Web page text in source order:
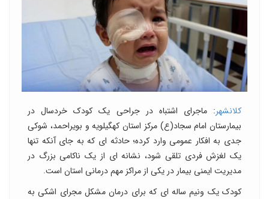
کلانشهر: ماجرای اشتباه در جراحی یک کودک خردسال در
بیمارستان امام سجاد(ع) مرکز استان کهگیلویه و بویراحمد، شوکی
جدی به افکار عمومی وارد کرده؛ حادثه ای که به جای آنکه تنها
یک لغزش فردی تلقی شود، نشانه ای از یک ناکامی بزرگ در
مدیریت ایمنی بیمار در یکی از مراکز مهم درمانی استان است.
کودک یک ونیم ساله ای که برای درمان مشکل مجرای اشکی به